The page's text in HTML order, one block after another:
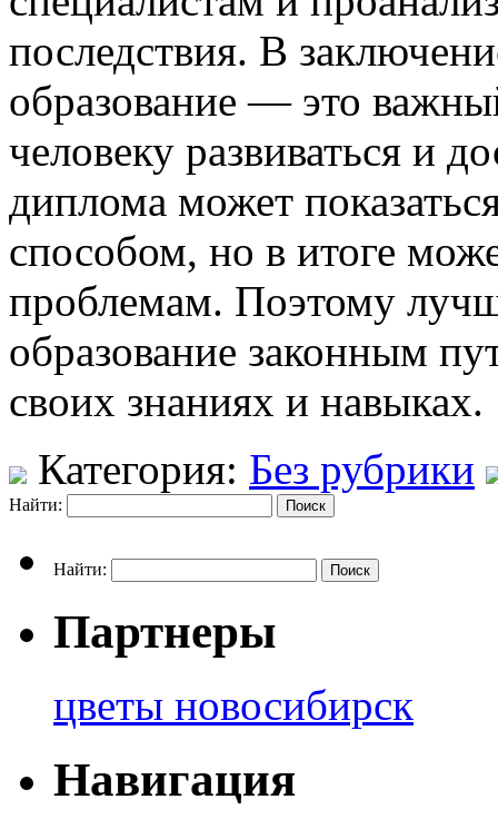
последствия. В
образование — это
человеку развиваться и
диплома может
способом, но в итоге
проблемам. Поэтому
образование законным
своих знаниях и навыках.
Категория: Без рубрики
Найти:
Найти:
Партнеры
цветы новосибирск
Навигация